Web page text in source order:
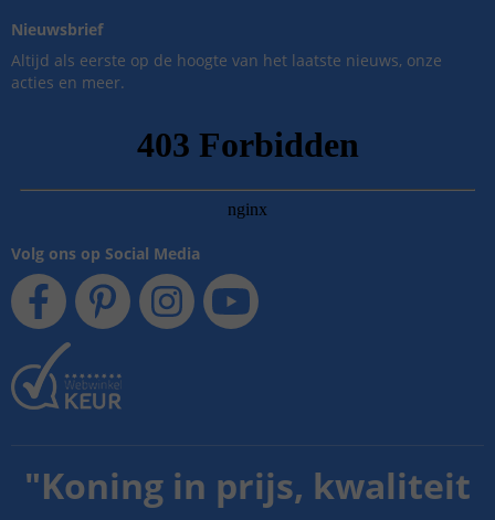
Nieuwsbrief
Altijd als eerste op de hoogte van het laatste nieuws, onze
acties en meer.
Volg ons op Social Media
"Koning in prijs, kwaliteit